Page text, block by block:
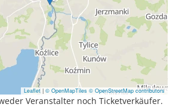
Leaflet | © OpenMapTiles © OpenStreetMap contributors
Veranstalter noch Ticketverkäufer.